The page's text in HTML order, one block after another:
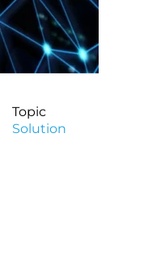
Topic
Solution